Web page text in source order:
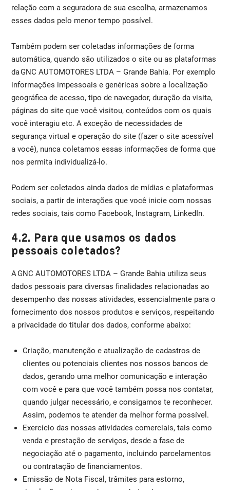
relação com a seguradora de sua escolha, armazenamos
esses dados pelo menor tempo possível.
Também podem ser coletadas informações de forma
automática, quando são utilizados o site ou as plataformas
da GNC AUTOMOTORES LTDA – Grande Bahia. Por exemplo
informações impessoais e genéricas sobre a localização
geográfica de acesso, tipo de navegador, duração da visita,
páginas do site que você visitou, conteúdos com os quais
você interagiu etc. A exceção de necessidades de
segurança virtual e operação do site (fazer o site acessível
a você), nunca coletamos essas informações de forma que
nos permita individualizá-lo.
Podem ser coletados ainda dados de mídias e plataformas
sociais, a partir de interações que você inicie com nossas
redes sociais, tais como Facebook, Instagram, LinkedIn.
4.2. Para que usamos os dados
pessoais coletados?
A GNC AUTOMOTORES LTDA – Grande Bahia utiliza seus
dados pessoais para diversas finalidades relacionadas ao
desempenho das nossas atividades, essencialmente para o
fornecimento dos nossos produtos e serviços, respeitando
a privacidade do titular dos dados, conforme abaixo:
Criação, manutenção e atualização de cadastros de
clientes ou potenciais clientes nos nossos bancos de
dados, gerando uma melhor comunicação e interação
com você e para que você também possa nos contatar,
quando julgar necessário, e consigamos te reconhecer.
Assim, podemos te atender da melhor forma possível.
Exercício das nossas atividades comerciais, tais como
venda e prestação de serviços, desde a fase de
negociação até o pagamento, incluindo parcelamentos
ou contratação de financiamentos.
Emissão de Nota Fiscal, trâmites para estorno,